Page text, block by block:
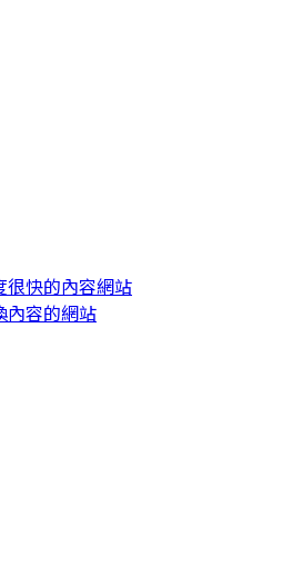
很快的內容網站
內容的網站